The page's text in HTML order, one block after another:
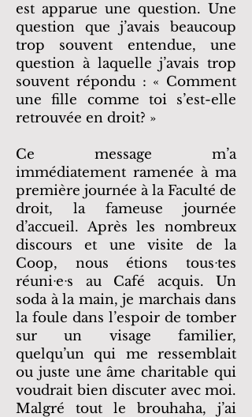
est apparue une question. Une
question que j’avais beaucoup
trop souvent entendue, une
question à laquelle j’avais trop
souvent répondu : « Comment
une fille comme toi s’est-elle
retrouvée en droit? »
Ce message m’a
immédiatement ramenée à ma
première journée à la Faculté de
droit, la fameuse journée
d’accueil. Après les nombreux
discours et une visite de la
Coop, nous étions tousᐧtes
réuniᐧeᐧs au Café acquis. Un
soda à la main, je marchais dans
la foule dans l’espoir de tomber
sur un visage familier,
quelqu’un qui me ressemblait
ou juste une âme charitable qui
voudrait bien discuter avec moi.
Malgré tout le brouhaha, j’ai